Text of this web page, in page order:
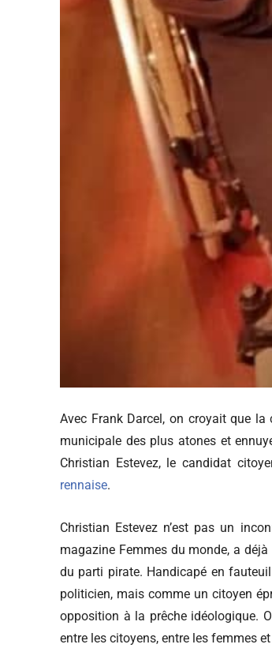
Avec Frank Darcel, on croyait que
municipale des plus atones et
Christian Estevez, le candidat
rennaise.
Christian Estevez n’est pas un
magazine Femmes du monde, a
du parti pirate. Handicapé en
politicien, mais comme un citoyen
opposition à la prêche idéologique.
entre les citoyens, entre les femmes